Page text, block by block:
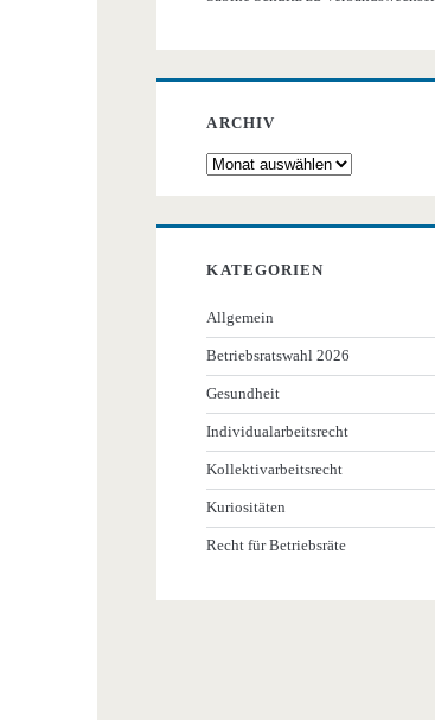
ARCHIV
Archiv
KATEGORIEN
Allgemein
Betriebsratswahl 2026
Gesundheit
Individualarbeitsrecht
Kollektivarbeitsrecht
Kuriositäten
Recht für Betriebsräte